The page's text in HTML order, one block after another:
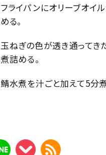
フライパンにオリーブオイ
める。
玉ねぎの色が透き通ってき
煮詰める。
鯖水煮を汁ごと加えて5分